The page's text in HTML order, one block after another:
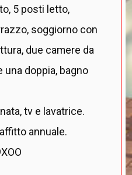
5 posti letto,
soggiorno con
due camere da
una doppia, bagno
tv e lavatrice.
annuale.